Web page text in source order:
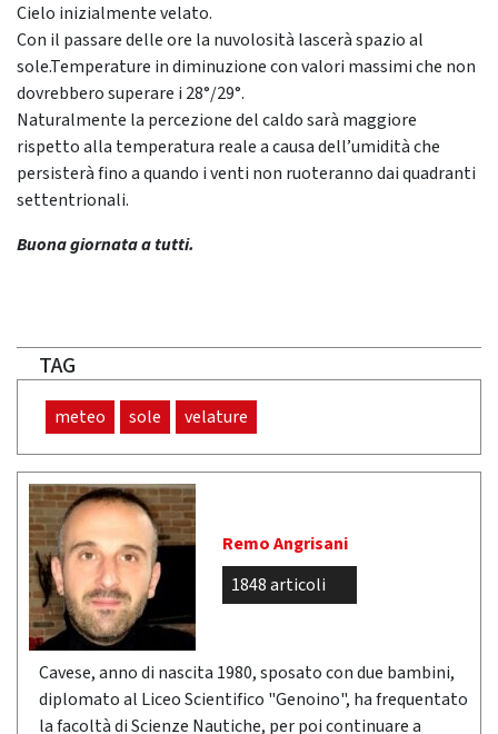
Cielo inizialmente velato.
Con il passare delle ore la nuvolosità lascerà spazio al
sole.Temperature in diminuzione con valori massimi che non
dovrebbero superare i 28°/29°.
Naturalmente la percezione del caldo sarà maggiore
rispetto alla temperatura reale a causa dell’umidità che
persisterà fino a quando i venti non ruoteranno dai quadranti
settentrionali.
Buona giornata a tutti.
TAG
meteo sole velature
Remo Angrisani
1848 articoli
Cavese, anno di nascita 1980, sposato con due bambini,
diplomato al Liceo Scientifico "Genoino", ha frequentato
la facoltà di Scienze Nautiche, per poi continuare a